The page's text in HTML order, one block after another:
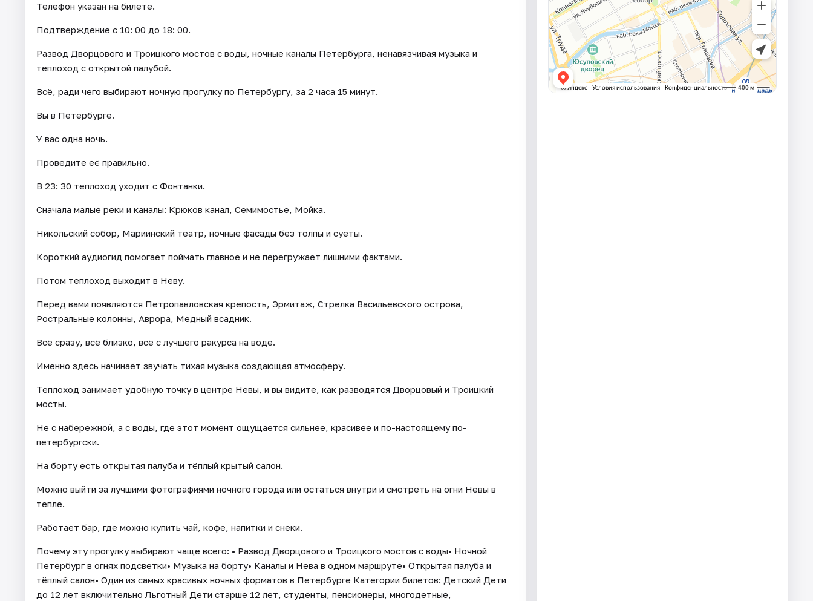
Телефон указан на билете.
Подтверждение с 10: 00 до 18: 00.
Развод Дворцового и Троицкого мостов с воды, ночные каналы Петербурга, ненавязчивая музыка и
теплоход с открытой палубой.
Всё, ради чего выбирают ночную прогулку по Петербургу, за 2 часа 15 минут.
Вы в Петербурге.
У вас одна ночь.
Проведите её правильно.
В 23: 30 теплоход уходит с Фонтанки.
Сначала малые реки и каналы: Крюков канал, Семимостье, Мойка.
Никольский собор, Мариинский театр, ночные фасады без толпы и суеты.
Короткий аудиогид помогает поймать главное и не перегружает лишними фактами.
Потом теплоход выходит в Неву.
Перед вами появляются Петропавловская крепость, Эрмитаж, Стрелка Васильевского острова,
Ростральные колонны, Аврора, Медный всадник.
Всё сразу, всё близко, всё с лучшего ракурса на воде.
Именно здесь начинает звучать тихая музыка создающая атмосферу.
Теплоход занимает удобную точку в центре Невы, и вы видите, как разводятся Дворцовый и Троицкий
мосты.
Не с набережной, а с воды, где этот момент ощущается сильнее, красивее и по-настоящему по-
петербургски.
На борту есть открытая палуба и тёплый крытый салон.
Можно выйти за лучшими фотографиями ночного города или остаться внутри и смотреть на огни Невы в
тепле.
Работает бар, где можно купить чай, кофе, напитки и снеки.
Почему эту прогулку выбирают чаще всего: • Развод Дворцового и Троицкого мостов с воды• Ночной
Петербург в огнях подсветки• Музыка на борту• Каналы и Нева в одном маршруте• Открытая палуба и
тёплый салон• Один из самых красивых ночных форматов в Петербурге Категории билетов: Детский Дети
до 12 лет включительно Льготный Дети старше 12 лет, студенты, пенсионеры, многодетные,